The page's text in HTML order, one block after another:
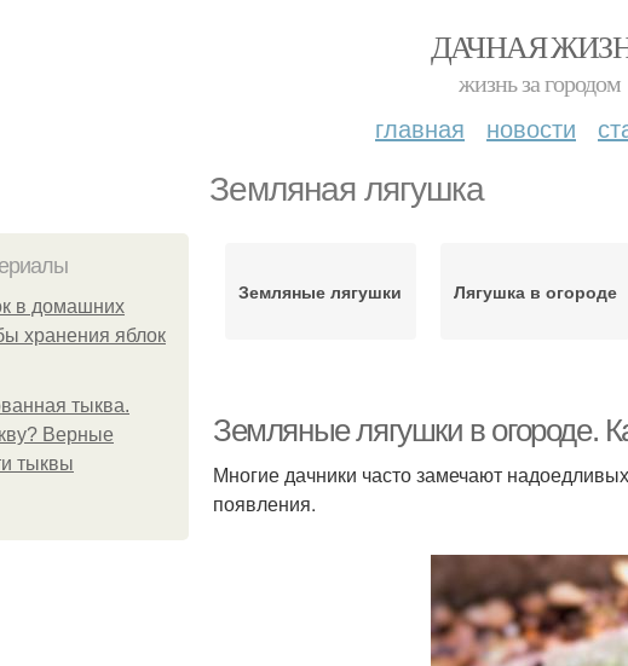
ДАЧНАЯ
жизнь за городом
главная новости
Земляная лягушка
в домашних
хранения яблок
тыква.
Верные
тыквы
Земляные лягушки Лягушка в огороде
Земляные лягушки в огороде.
Многие дачники часто замечают
появления.